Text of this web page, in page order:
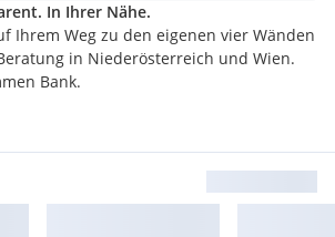
In Ihrer Nähe.
Ihrem Weg zu den eigenen vier Wänden
in Niederösterreich und Wien.
Bank.